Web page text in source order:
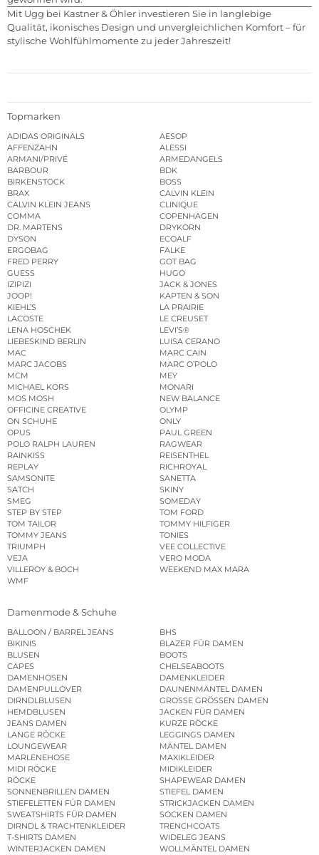
Mit Ugg bei Kastner & Öhler investieren Sie in langlebige
Qualität, ikonisches Design und unvergleichlichen Komfort – für
stylische Wohlfühlmomente zu jeder Jahreszeit!
Topmarken
ADIDAS ORIGINALS
AESOP
AFFENZAHN
ALESSI
ARMANI/PRIVÉ
ARMEDANGELS
BARBOUR
BDK
BIRKENSTOCK
BOSS
BRAX
CALVIN KLEIN
CALVIN KLEIN JEANS
CLINIQUE
COMMA
COPENHAGEN
DR. MARTENS
DRYKORN
DYSON
ECOALF
ERGOBAG
FALKE
FRED PERRY
GOT BAG
GUESS
HUGO
IZIPIZI
JACK & JONES
JOOP!
KAPTEN & SON
KIEHL’S
LA PRAIRIE
LACOSTE
LE CREUSET
LENA HOSCHEK
LEVI’S®
LIEBESKIND BERLIN
LUISA CERANO
MAC
MARC CAIN
MARC JACOBS
MARC O’POLO
MCM
MEY
MICHAEL KORS
MONARI
MOS MOSH
NEW BALANCE
OFFICINE CREATIVE
OLYMP
ON SCHUHE
ONLY
OPUS
PAUL GREEN
POLO RALPH LAUREN
RAGWEAR
RAINKISS
REISENTHEL
REPLAY
RICHROYAL
SAMSONITE
SANETTA
SATCH
SKINY
SMEG
SOMEDAY
STEP BY STEP
TOM FORD
TOM TAILOR
TOMMY HILFIGER
TOMMY JEANS
TONIES
TRIUMPH
VEE COLLECTIVE
VEJA
VERO MODA
VILLEROY & BOCH
WEEKEND MAX MARA
WMF
Damenmode & Schuhe
BALLOON / BARREL JEANS
BHS
BIKINIS
BLAZER FÜR DAMEN
BLUSEN
BOOTS
CAPES
CHELSEABOOTS
DAMENHOSEN
DAMENKLEIDER
DAMENPULLOVER
DAUNENMÄNTEL DAMEN
DIRNDLBLUSEN
GROSSE GRÖSSEN DAMEN
HEMDBLUSEN
JACKEN FÜR DAMEN
JEANS DAMEN
KURZE RÖCKE
LANGE RÖCKE
LEGGINGS DAMEN
LOUNGEWEAR
MÄNTEL DAMEN
MARLENEHOSE
MAXIKLEIDER
MIDI RÖCKE
MIDIKLEIDER
RÖCKE
SHAPEWEAR DAMEN
SONNENBRILLEN DAMEN
STIEFEL DAMEN
STIEFELETTEN FÜR DAMEN
STRICKJACKEN DAMEN
SWEATSHIRTS FÜR DAMEN
SOCKEN DAMEN
DIRNDL & TRACHTENKLEIDER
TRENCHCOATS
T-SHIRTS DAMEN
WIDELEG JEANS
WINTERJACKEN DAMEN
WOLLMÄNTEL DAMEN